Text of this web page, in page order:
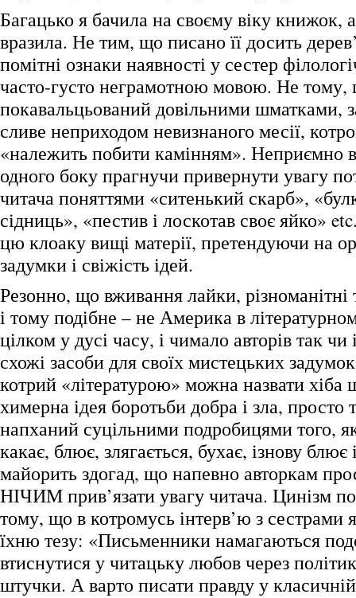
Багацько я бачила на своєму віку книжок,
вразила. Не тим, що писано її досить
помітні ознаки наявності у сестер
часто-густо неграмотною мовою. Не
покавальцьований довільними шматками,
сливе неприходом невизнаного месії,
«належить побити камінням». Неприємно
одного боку прагнучи привернути увагу
читача поняттями «ситенький скарб»,
сідниць», «пестив і лоскотав своє яйко»
цю клоаку вищі матерії, претендуючи на
задумки і свіжість ідей.
Резонно, що вживання лайки,
і тому подібне – не Америка в
цілком у дусі часу, і чимало авторів так
схожі засоби для своїх мистецьких
котрий «літературою» можна назвати
химерна ідея боротьби добра і зла, просто
напханий суцільними подробицями того,
какає, блює, злягається, бухає, ізнову блює
майорить здогад, що напевно авторкам
НІЧИМ прив’язати увагу читача. Цинізм
тому, що в котромусь інтерв’ю з сестрами
їхню тезу: «Письменники намагаються
втиснутися у читацьку любов через
штучки. А варто писати правду у